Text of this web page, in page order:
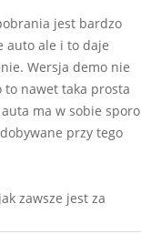
jest bardzo
auto ale i to daje
Wersja demo nie
to nawet taka prosta
ma w sobie sporo
przy tego
zawsze jest za